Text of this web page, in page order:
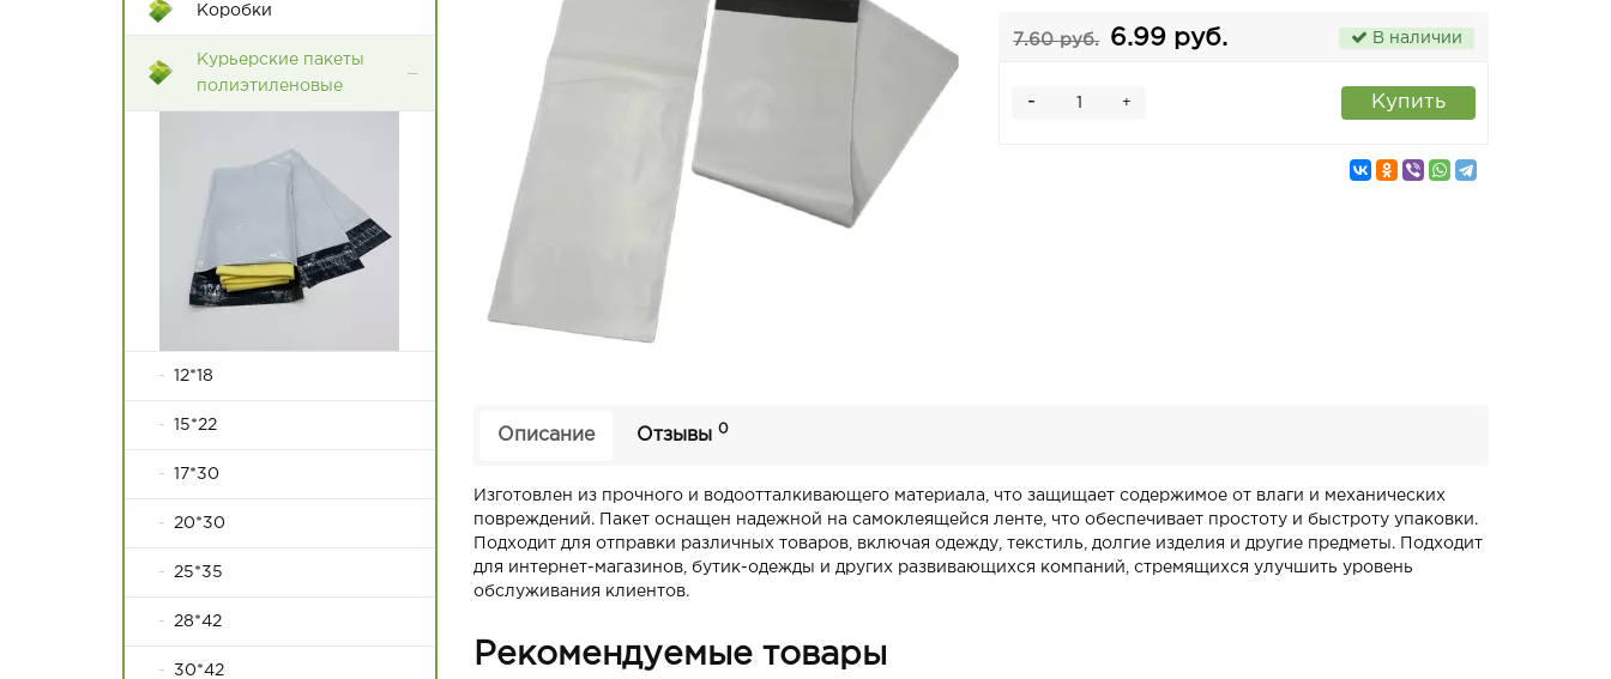
Контейнеры Rox Box
Пластиковые ящики
Коробки
Курьерские пакеты
полиэтиленовые
12*18
15*22
17*30
20*30
25*35
28*42
30*42
7.60 руб. 6.99 руб. В наличии
+
- Купить
Описание Отзывы 0
Изготовлен из прочного и водоотталкивающего материала, что защищает содержимое от влаги и механических
повреждений. Пакет оснащен надежной на самоклеящейся ленте, что обеспечивает простоту и быстроту упаковки.
Подходит для отправки различных товаров, включая одежду, текстиль, долгие изделия и другие предметы. Подходит
для интернет-магазинов, бутик-одежды и других развивающихся компаний, стремящихся улучшить уровень
обслуживания клиентов.
Рекомендуемые товары